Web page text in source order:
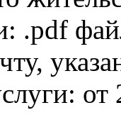
.pdf
от